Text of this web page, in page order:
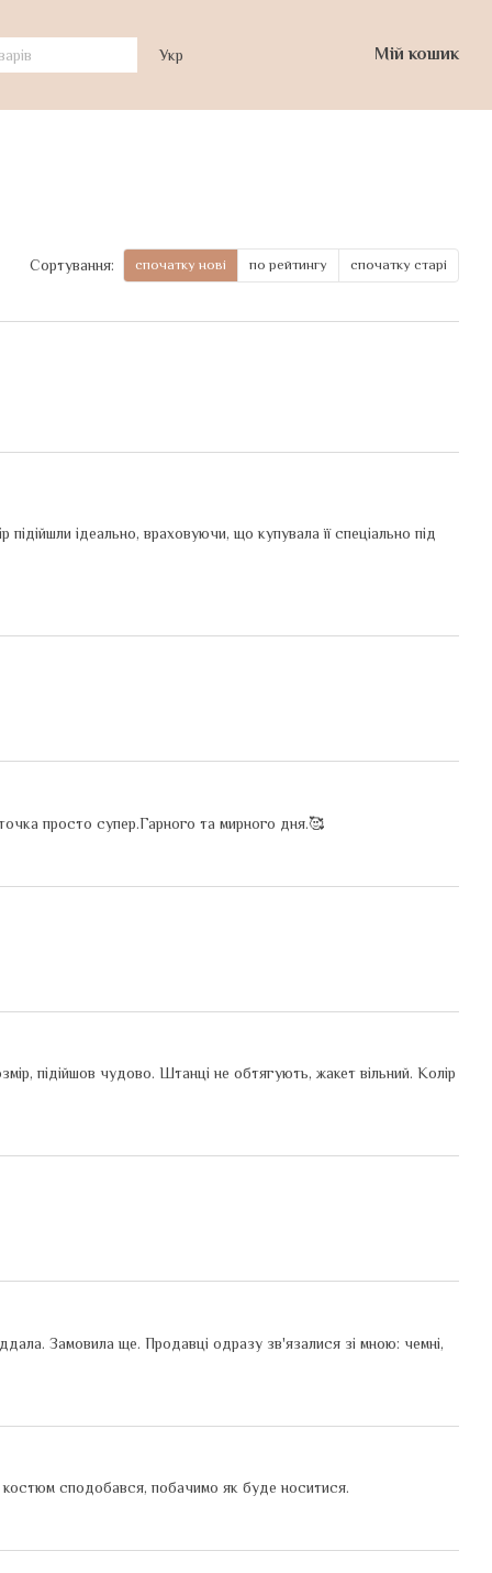
Укр Мій кошик
Сортування: спочатку нові по рейтингу спочатку старі
ідеально, враховуючи, що купувала її спеціально під
просто супер.Гарного та мирного дня.🥰
підійшов чудово. Штанці не обтягують, жакет вільний. Колір
Замовила ще. Продавці одразу зв'язалися зі мною: чемні,
сподобався, побачимо як буде носитися.